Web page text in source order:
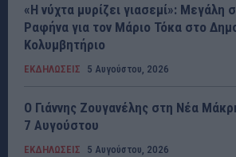
«Η νύχτα μυρίζει γιασεμί»: Μεγάλη
Ραφήνα για τον Μάριο Τόκα στο
Κολυμβητήριο
ΕΚΔΗΛΩΣΕΙΣ 5 Αυγούστου, 2026
Ο Γιάννης Ζουγανέλης στη Νέα
7 Αυγούστου
ΕΚΔΗΛΩΣΕΙΣ 5 Αυγούστου, 2026